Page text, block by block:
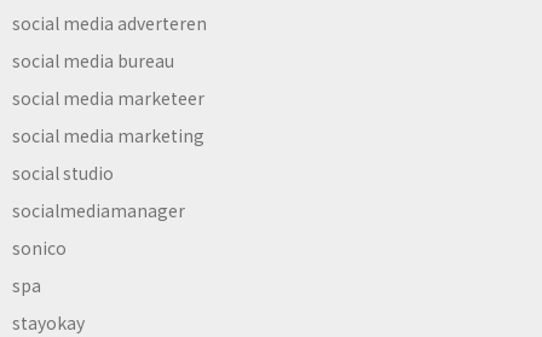
social media adverteren
social media bureau
social media marketeer
social media marketing
social studio
socialmediamanager
sonico
spa
stayokay